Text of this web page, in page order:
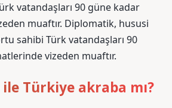
vatandaşları 90 güne kadar
muaftır. Diplomatik, hususi
sahibi Türk vatandaşları 90
vizeden muaftır.
Türkiye akraba mı?